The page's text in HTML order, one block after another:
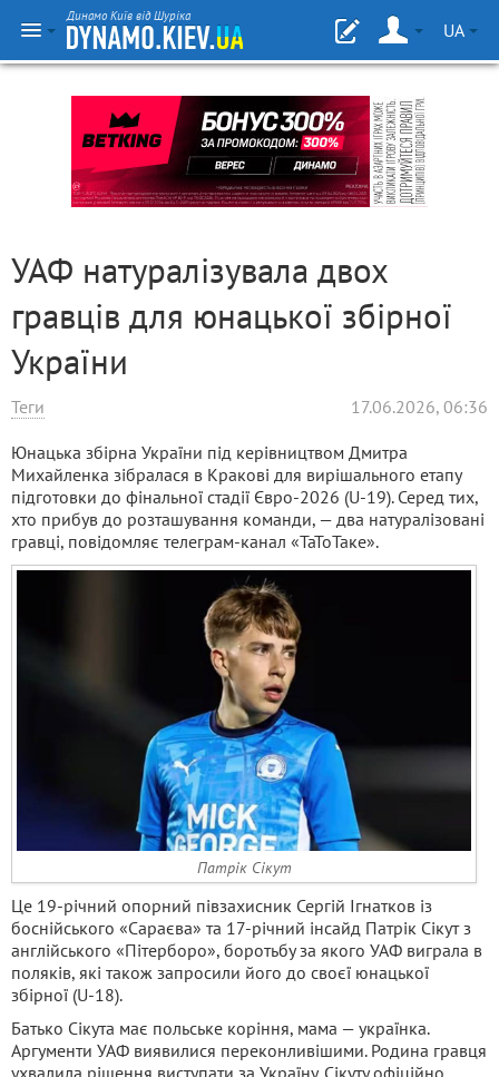
Динамо Київ від Шуріка
UA
УАФ натуралізувала двох
гравців для юнацької збірної
України
Теги 17.06.2026, 06:36
Юнацька збірна України під керівництвом Дмитра
Михайленка зібралася в Кракові для вирішального етапу
підготовки до фінальної стадії Євро-2026 (U-19). Серед тих,
хто прибув до розташування команди, — два натуралізовані
гравці, повідомляє телеграм-канал «ТаТоТаке».
Патрік Сікут
Це 19-річний опорний півзахисник Сергій Ігнатков із
боснійського «Сараєва» та 17-річний інсайд Патрік Сікут з
англійського «Пітерборо», боротьбу за якого УАФ виграла в
поляків, які також запросили його до своєї юнацької
збірної (U-18).
Батько Сікута має польське коріння, мама — українка.
Аргументи УАФ виявилися переконливішими. Родина гравця
ухвалила рішення виступати за Україну. Сікуту офіційно